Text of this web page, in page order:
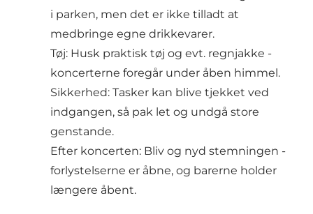
i parken, men det er ikke tilladt at
medbringe egne drikkevarer.
Tøj: Husk praktisk tøj og evt. regnjakke -
koncerterne foregår under åben himmel.
Sikkerhed: Tasker kan blive tjekket ved
indgangen, så pak let og undgå store
genstande.
Efter koncerten: Bliv og nyd stemningen -
forlystelserne er åbne, og barerne holder
længere åbent.